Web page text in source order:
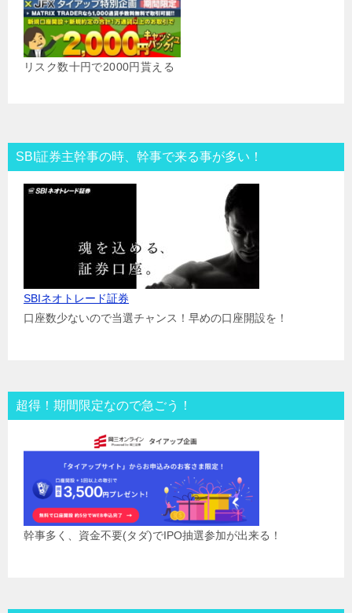
リスク数十円で2000円貰える
SBI証券主幹事の時、幹事で来る事が多い！
SBIネオトレード証券
口座数少ないので当選チャンス！早めの口座開設を！
超得！期間限定なので急ごう！
幹事多く、資金不要(タダ)でIPO抽選参加が出来る！